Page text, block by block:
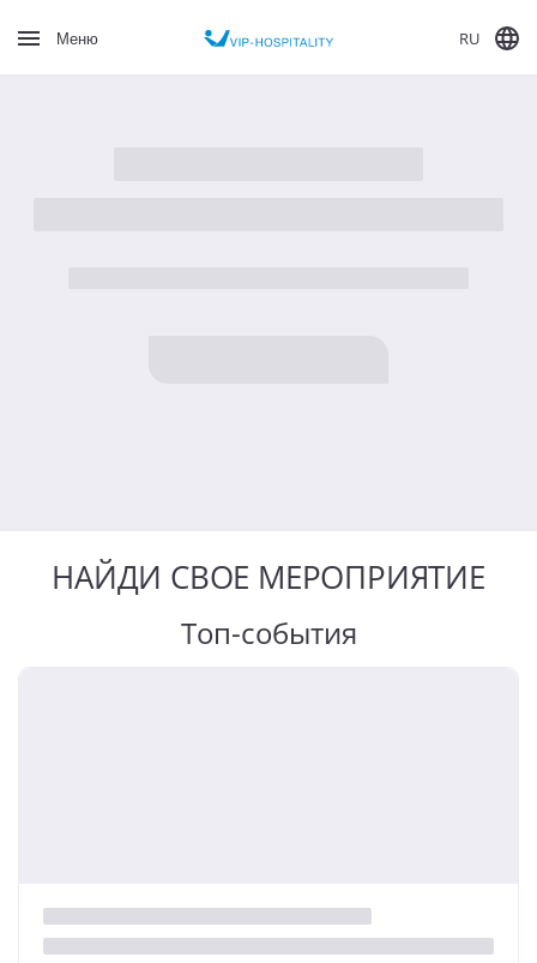
Меню RU
НАЙДИ СВОЕ МЕРОПРИЯТИЕ
Топ-события